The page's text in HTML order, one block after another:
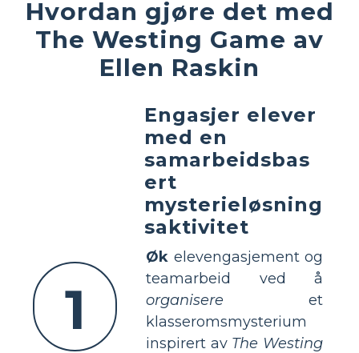
Hvordan gjøre det med
The Westing Game av
Ellen Raskin
1
Engasjer elever
med en
samarbeidsbas
ert
mysterieløsning
saktivitet
Øk elevengasjement og
teamarbeid ved å
organisere et
klasseromsmysterium
inspirert av The Westing